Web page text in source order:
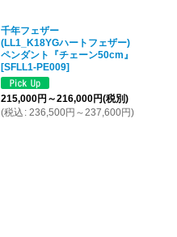
千年フェザー
(LL1_K18YGハートフェザー)
ペンダント『チェーン50cm』
[SFLL1-PE009]
215,000円 ～216,000円(税別)
(税込 : 236,500円 ～237,600円)